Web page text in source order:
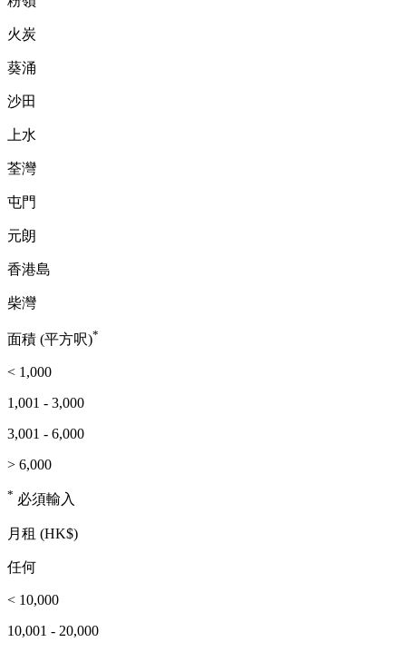
火炭
葵涌
沙田
上水
荃灣
屯門
元朗
香港島
柴灣
面積 (平方呎)*
< 1,000
1,001 - 3,000
3,001 - 6,000
> 6,000
* 必須輸入
月租 (HK$)
任何
< 10,000
10,001 - 20,000